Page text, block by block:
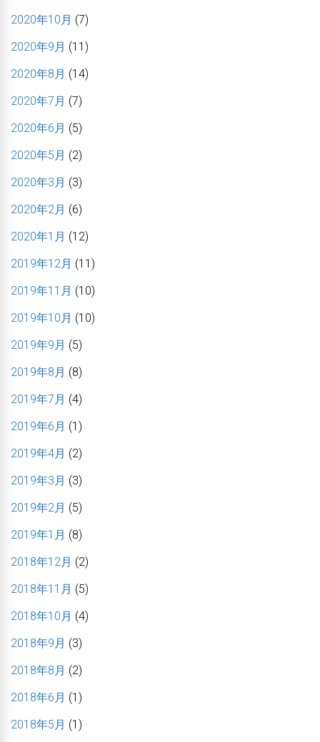
2020年10月 (7)
2020年9月 (11)
2020年8月 (14)
2020年7月 (7)
2020年6月 (5)
2020年5月 (2)
2020年3月 (3)
2020年2月 (6)
2020年1月 (12)
2019年12月 (11)
2019年11月 (10)
2019年10月 (10)
2019年9月 (5)
2019年8月 (8)
2019年7月 (4)
2019年6月 (1)
2019年4月 (2)
2019年3月 (3)
2019年2月 (5)
2019年1月 (8)
2018年12月 (2)
2018年11月 (5)
2018年10月 (4)
2018年9月 (3)
2018年8月 (2)
2018年6月 (1)
2018年5月 (1)